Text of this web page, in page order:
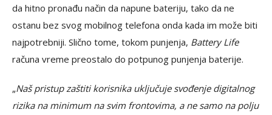
da hitno pronađu način da napune bateriju, tako da ne
ostanu bez svog mobilnog telefona onda kada im može biti
najpotrebniji. Slično tome, tokom punjenja, Battery Life
računa vreme preostalo do potpunog punjenja baterije.
„Naš pristup zaštiti korisnika uključuje svođenje digitalnog
rizika na minimum na svim frontovima, a ne samo na polju